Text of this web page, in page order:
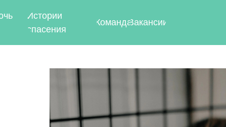
Команда Вакансии